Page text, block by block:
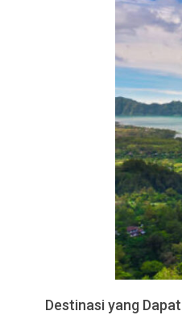
Destinasi yang